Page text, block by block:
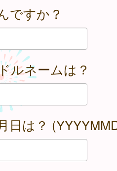
ですか？
ルネームは？
日は？